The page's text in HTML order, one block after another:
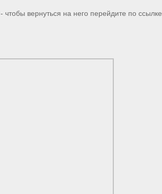
- чтобы вернуться на него перейдите по ссылке